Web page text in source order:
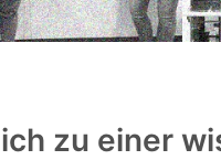
zu einer